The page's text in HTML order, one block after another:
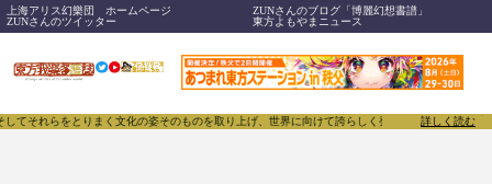
上海アリス幻樂団 ホームページ
ZUNさんのブログ「博麗幻想書譜」
ZUNさんのツイッター
東方よもやまニュース
りまく文化の姿そのものを取り上げ、世界に向けて誇らしく発信することで、東方Projectの
詳しく読む